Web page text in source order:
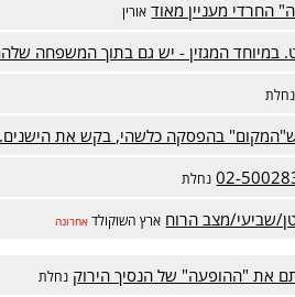
החרדי מעניין מאוד אורין
במיוחד המגזין - יש גם בתוך המשפחה
נחלת
ש"המקום" בהפסקה כלשהי, בקש את
נחלת
שביעי/מצב הרוח ארץ השוקולד אחרונה
את "ההופעה" של הנסיך הירוק נחלת